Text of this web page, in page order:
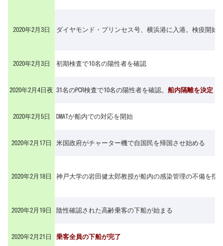
2020年2月3日 ダイヤモンド・プリンセス号、横浜港に入港。検疫開始
2020年2月3日 初期検査で10名の陽性者を確認
2020年2月4日夜 31名のPCR検査で10名の陽性者を確認。 船内隔離を決定
2020年2月5日 DMATが船内での対応を開始
2020年2月17日 米国政府がチャーター機で自国民を帰国させ始める
2020年2月18日 神戸大学の岩田健太郎教授が船内の感染管理の不備を指
2020年2月19日 陰性確認された高齢乗客の下船が始まる
2020年2月21日 乗客全員の下船が完了